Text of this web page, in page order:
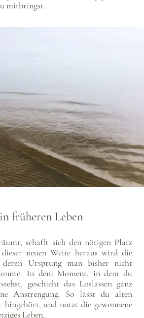
mitbringst.
früheren Leben
schafft sich den nötigen Platz
neuen Weite heraus wird die
deren Ursprung man bisher nicht
In dem Moment, in dem du
geschieht das Loslassen ganz
Anstrengung. So lässt du alten
und nutzt die gewonnene
Leben.